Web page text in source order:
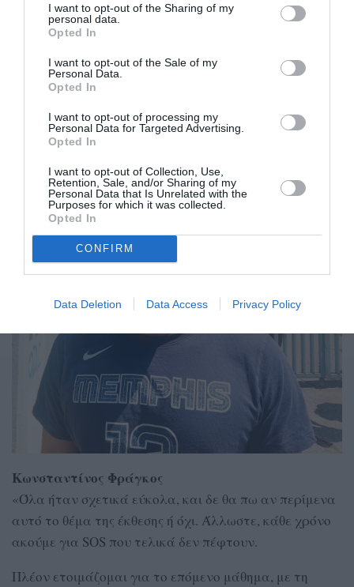
I want to opt-out of the Sharing of my
personal data.
Opted In
I want to opt-out of the Sale of my
Personal Data.
Opted In
I want to opt-out of processing my
Personal Data for Targeted Advertising.
Opted In
I want to opt-out of Collection, Use,
Retention, Sale, and/or Sharing of my
Personal Data that Is Unrelated with the
Purposes for which it was collected.
Opted In
CONFIRM
Data Deletion Data Access Privacy Policy
ήταν η χρονιά, αλλά πλέον είμαστε στην τελική
ευθεία».
Κωνσταντίνος Φράγκος
«Όλα ήταν σχετικά εύκολα, και δε θα πω αν περίμενα
αυτό το θέμα της έκθεσης ή όχι. Άλλωστε, κάθε χρόνο
ακούμε για SOS που τελικά δεν πέφτουν.
Πλέον ετοιμάζομαι για το επόμενο μάθημα, με τη